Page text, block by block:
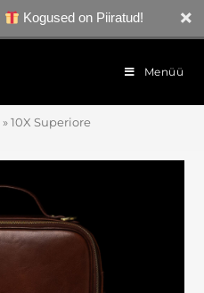
Kogused on Piiratud!
Menüü
»10X Superiore